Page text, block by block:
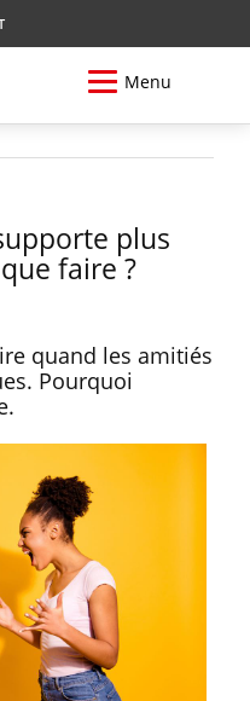
Menu
plus
faire ?
quand les amitiés
Pourquoi